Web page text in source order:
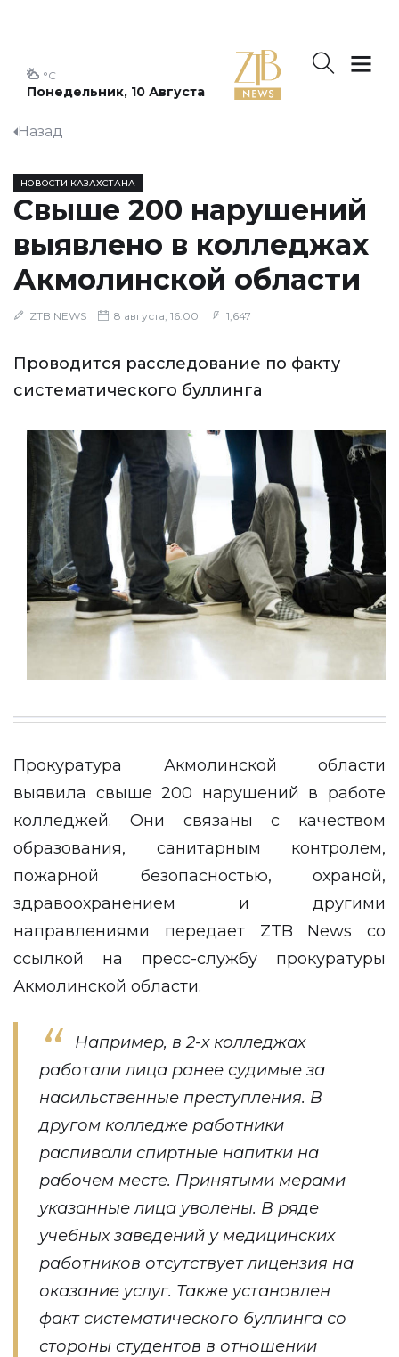
Понедельник, 10 Августа
°C
Назад
НОВОСТИ КАЗАХСТАНА
Свыше 200 нарушений
выявлено в колледжах
Акмолинской области
ZTB NEWS 8 августа, 16:00 1,647
Проводится расследование по факту
систематического буллинга
Прокуратура Акмолинской области
выявила свыше 200 нарушений в работе
колледжей. Они связаны с качеством
образования, санитарным контролем,
пожарной безопасностью, охраной,
здравоохранением и другими
направлениями передает ZTB News со
ссылкой на пресс-службу прокуратуры
Акмолинской области.
Например, в 2-х колледжах
работали лица ранее судимые за
насильственные преступления. В
другом колледже работники
распивали спиртные напитки на
рабочем месте. Принятыми мерами
указанные лица уволены. В ряде
учебных заведений у медицинских
работников отсутствует лицензия на
оказание услуг. Также установлен
факт систематического буллинга со
стороны студентов в отношении